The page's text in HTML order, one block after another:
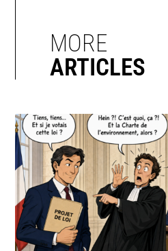
MORE
ARTICLES